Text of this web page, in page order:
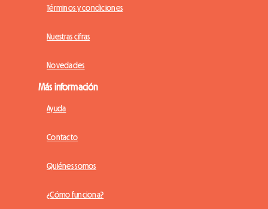
Términos y condiciones
Nuestras cifras
Novedades
Más información
Ayuda
Contacto
Quiénes somos
¿Cómo funciona?